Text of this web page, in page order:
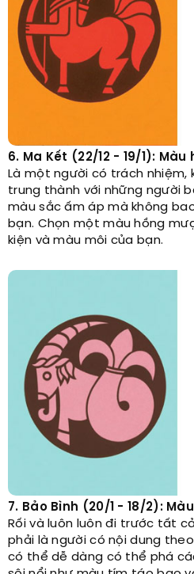
6. Ma Kết (22/12 - 19/1):
Là một người có trách nhiệm,
trung thành với những người
màu sắc ấm áp mà không
bạn. Chọn một màu hồng
kiện và màu môi của bạn.
7. Bảo Bình (20/1 - 18/2):
Rối và luôn luôn đi trước tất
phải là người có nội dung
có thể dễ dàng có thể phá